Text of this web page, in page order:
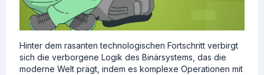
Hinter dem rasanten technologischen Fortschritt verbirgt
sich die verborgene Logik des Binärsystems, das die
moderne Welt prägt, indem es komplexe Operationen mit